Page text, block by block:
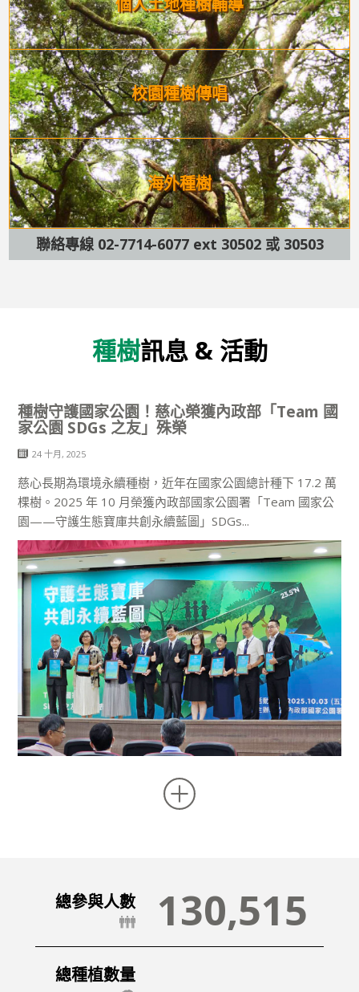
校園種樹傳唱
海外種樹
聯絡專線 02-7714-6077 ext 30502 或 30503
種樹訊息 & 活動
種樹守護國家公園！慈心榮獲內政部「Team 國
家公園 SDGs 之友」殊榮
24 十月, 2025
慈心長期為環境永續種樹，近年在國家公園總計種下 17.2 萬
棵樹。2025 年 10 月榮獲內政部國家公園署「Team 國家公
園——守護生態寶庫共創永續藍圖」SDGs...
總參與人數 130,515
總種植數量